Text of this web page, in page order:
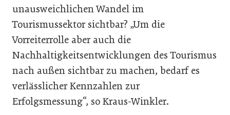
unausweichlichen Wandel im
Tourismussektor sichtbar? „Um die
Vorreiterrolle aber auch die
Nachhaltigkeitsentwicklungen des Tourismus
nach außen sichtbar zu machen, bedarf es
verlässlicher Kennzahlen zur
Erfolgsmessung“, so Kraus-Winkler.